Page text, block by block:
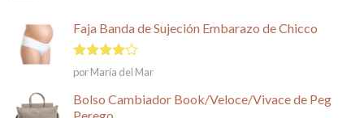
Faja Banda de Sujeción Embarazo de Chicco
Valorado
en
5
por María del Mar
Bolso Cambiador Book/Veloce/Vivace de Peg